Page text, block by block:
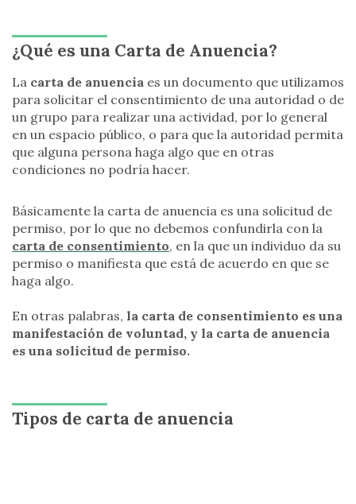
¿Qué es una Carta de Anuencia?
La carta de anuencia es un documento que utilizamos
para solicitar el consentimiento de una autoridad o de
un grupo para realizar una actividad, por lo general
en un espacio público, o para que la autoridad permita
que alguna persona haga algo que en otras
condiciones no podría hacer.
Básicamente la carta de anuencia es una solicitud de
permiso, por lo que no debemos confundirla con la
carta de consentimiento, en la que un individuo da su
permiso o manifiesta que está de acuerdo en que se
haga algo.
En otras palabras, la carta de consentimiento es una
manifestación de voluntad, y la carta de anuencia
es una solicitud de permiso.
Tipos de carta de anuencia